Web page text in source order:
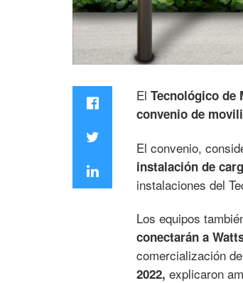
El Tecnológico de
convenio de
El convenio,
instalación de
instalaciones del
Los equipos
conectarán a
comercialización
2022, explicaron